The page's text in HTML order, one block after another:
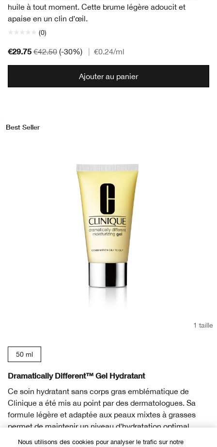
huile à tout moment. Cette brume légère adoucit et
apaise en un clin d’œil.
(0)
€29.75 €42.50 (-30%) €0.24/ml
Ajouter au panier
Best Seller
1 taille
50 ml
Dramatically Different™ Gel Hydratant
Ce soin hydratant sans corps gras emblématique de
Clinique a été mis au point par des dermatologues. Sa
formule légère et adaptée aux peaux mixtes à grasses
permet de maintenir un niveau d’hydratation optimal.
(1)
Nous utilisons des cookies pour analyser le trafic sur notre